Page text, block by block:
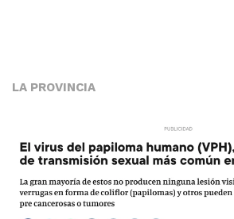
LA PROVINCIA